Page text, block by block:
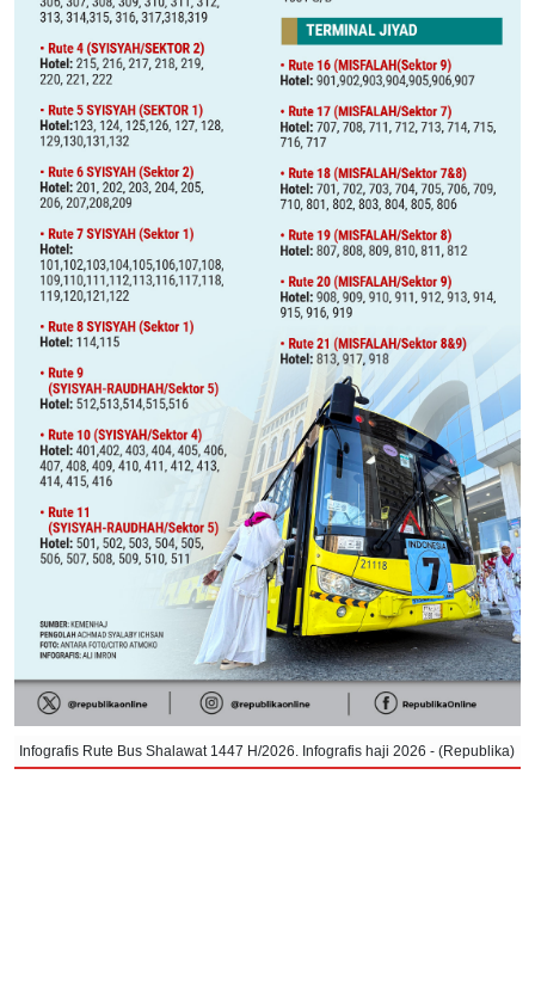
Infografis Rute Bus Shalawat 1447 H/2026. Infografis haji 2026 - (Republika)